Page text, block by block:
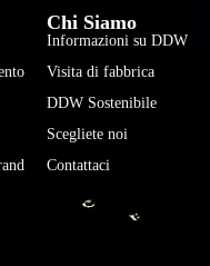
Chi Siamo
Informazioni su DDW
Visita di fabbrica
DDW Sostenibile
Scegliete noi
Contattaci